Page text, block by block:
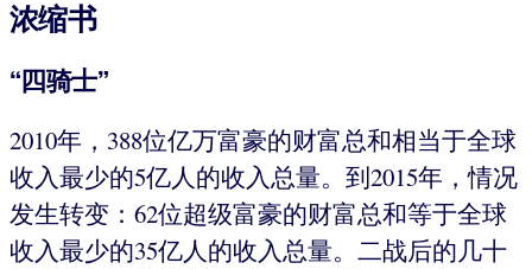
浓缩书
“四骑士”
2010年，388位亿万富豪的财富总和相当于全球
收入最少的5亿人的收入总量。到2015年，情况
发生转变：62位超级富豪的财富总和等于全球
收入最少的35亿人的收入总量。二战后的几十